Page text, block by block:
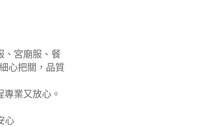
、宮廟服、餐
心把關，品質
業又放心。
心